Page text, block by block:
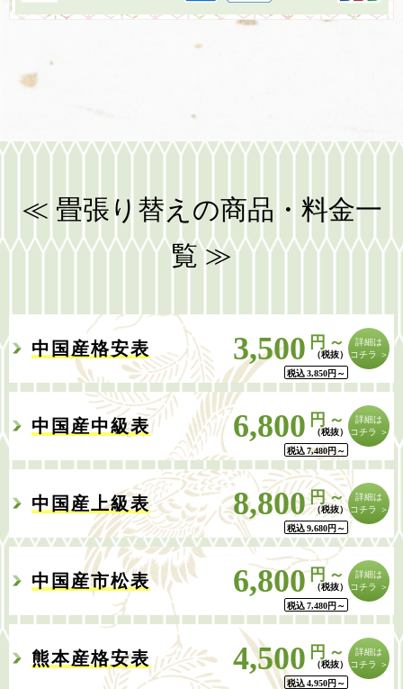
≪ 畳張り替えの商品・料金一
覧 ≫
中国産格安表 3,500 円～
税込3,850円 ～
詳細は
コチラ ＞
中国産中級表 6,800 円～
税込7,480円～
詳細は
コチラ ＞
中国産上級表 8,800円～
税込9,680円 ～
詳細は
コチラ ＞
中国産市松表 6,800円～
税込7,480円 ～
詳細は
コチラ ＞
熊本産格安表 4,500 円～
税込4,950円 ～
詳細は
コチラ ＞